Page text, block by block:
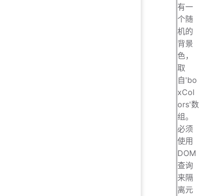
有一
个随
机的
背景
色，
取
自'bo
xCol
ors'数
组。
必须
使用
DOM
查询
来隔
离元